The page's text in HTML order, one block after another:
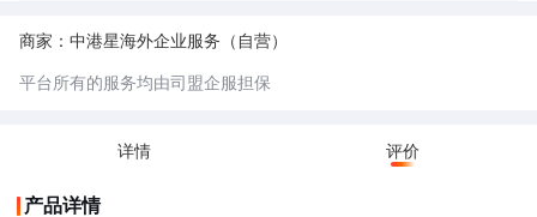
商家：中港星海外企业服务（自营）
平台所有的服务均由司盟企服担保
详情 评价
产品详情